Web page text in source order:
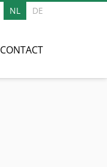
NL DE
CONTACT